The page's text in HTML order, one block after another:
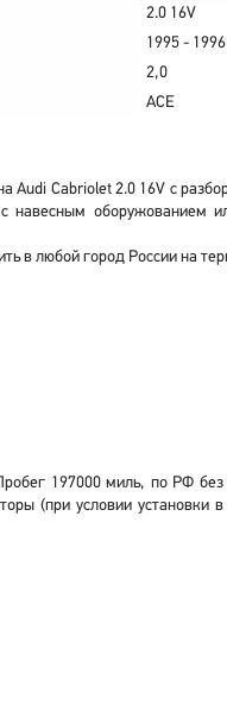
2.0 16V
1995 - 1996
2,0
ACE
Audi Cabriolet 2.0 16V с
оборужованием
в любой город России на
197000 миль, по РФ без
(при условии установки в